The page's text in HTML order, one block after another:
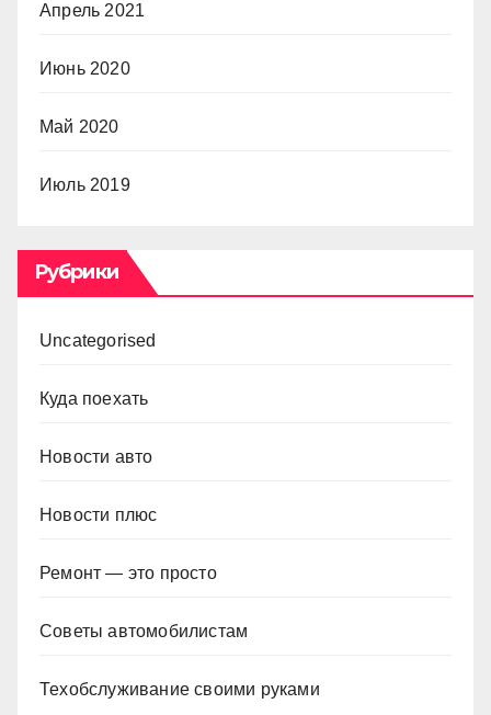
Апрель 2021
Июнь 2020
Май 2020
Июль 2019
Рубрики
Uncategorised
Куда поехать
Новости авто
Новости плюс
Ремонт — это просто
Советы автомобилистам
Техобслуживание своими руками